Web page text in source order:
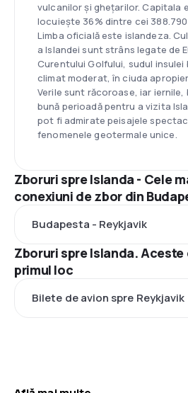
vulcanilor și ghețarilor. Capitala
locuiește 36% dintre cei
Limba oficială este islandeza.
a Islandei sunt strâns legate de
Curentului Golfului, sudul insulei
climat moderat, în ciuda
Verile sunt răcoroase, iar iernile,
bună perioadă pentru a vizita
pot fi admirate peisajele
fenomenele geotermale unice.
Zboruri spre Islanda - Cele
conexiuni de zbor din
Budapesta - Reykjavik
Zboruri spre Islanda.
primul loc
Bilete de avion spre Reykjavik